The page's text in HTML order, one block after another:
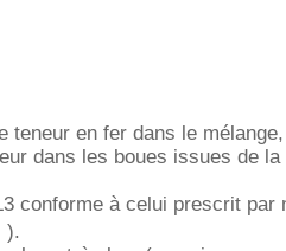
teneur en fer dans le
dans les boues issues de la
conforme à celui prescrit par
).